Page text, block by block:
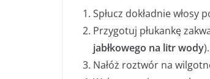
Spłucz dokładnie włosy
Przygotuj płukankę
jabłkowego na litr wody).
Nałóż roztwór na